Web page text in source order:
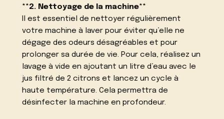
**2. Nettoyage de la machine**
Il est essentiel de nettoyer régulièrement
votre machine à laver pour éviter qu’elle ne
dégage des odeurs désagréables et pour
prolonger sa durée de vie. Pour cela, réalisez un
lavage à vide en ajoutant un litre d’eau avec le
jus filtré de 2 citrons et lancez un cycle à
haute température. Cela permettra de
désinfecter la machine en profondeur.